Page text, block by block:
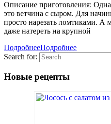
Описание приготовления:
это ветчина с сыром. Для
просто нарезать ломтиками. А
даже натереть на крупной
ПодробнееПодробнее
Search for:
Новые рецепты